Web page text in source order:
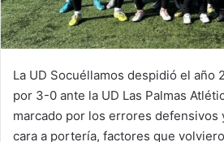
La UD Socuéllamos despidió el año
por 3-0 ante la UD Las Palmas
marcado por los errores defensivos
cara a portería, factores que